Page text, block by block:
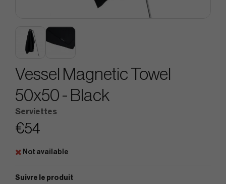
Vessel Magnetic Towel
50x50 - Black
Serviettes
€54
Not available
Suivre le produit